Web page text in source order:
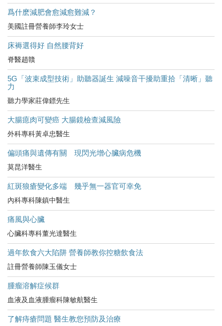
爲什麽減肥會愈減愈難減？
美國註冊營養師李玲女士
床褥選得好 自然腰背好
脊醫趙贛
5G「波束成型技術」助聽器誕生 減噪音干擾助重拾「清晰」聽
力
聽力學家莊偉鏢先生
大腸瘜肉可變癌 大腸鏡檢查減風險
外科專科黃卓忠醫生
偏頭痛與遺傳有關 現閃光增心臟病危機
莫昆洋醫生
紅斑狼瘡變化多端 幾乎無一器官可幸免
內科專科陳鎮中醫生
痛風與心臟
心臟科專科董光達醫生
過年飲食六大陷阱 營養師教你控糖飲食法
註冊營養師陳玉儀女士
腫瘤溶解症候群
血液及血液腫瘤科陳敏航醫生
了解痔瘡問題 醫生教您預防及治療